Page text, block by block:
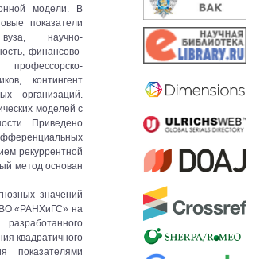
модели. В
показатели
вуза, научно-
финансово-
контингент
организаций.
моделей с
Приведено
рекуррентной
метод основан
значений
ВО «РАНХиГС» на
квадратичного
показателями